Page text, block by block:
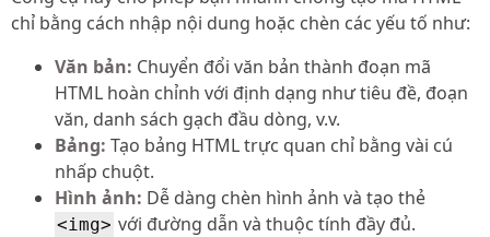
chỉ bằng cách nhập nội dung hoặc chèn các yếu tố như:
Văn bản: Chuyển đổi văn bản thành đoạn mã
HTML hoàn chỉnh với định dạng như tiêu đề, đoạn
văn, danh sách gạch đầu dòng, v.v.
Bảng: Tạo bảng HTML trực quan chỉ bằng vài cú
nhấp chuột.
Hình ảnh: Dễ dàng chèn hình ảnh và tạo thẻ
<img> với đường dẫn và thuộc tính đầy đủ.